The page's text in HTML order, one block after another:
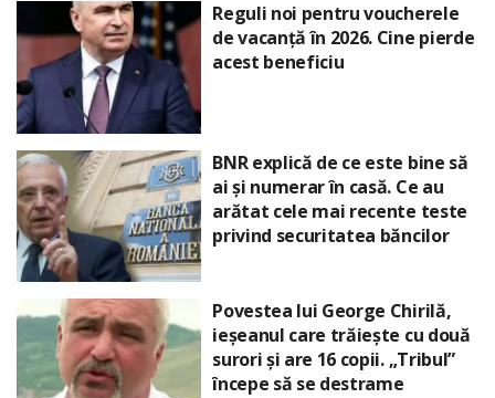
Reguli noi pentru voucherele
de vacanță în 2026. Cine pierde
acest beneficiu
BNR explică de ce este bine să
ai și numerar în casă. Ce au
arătat cele mai recente teste
privind securitatea băncilor
Povestea lui George Chirilă,
ieșeanul care trăiește cu două
surori și are 16 copii. „Tribul”
începe să se destrame